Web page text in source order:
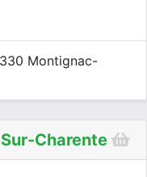
Montignac-
Charente